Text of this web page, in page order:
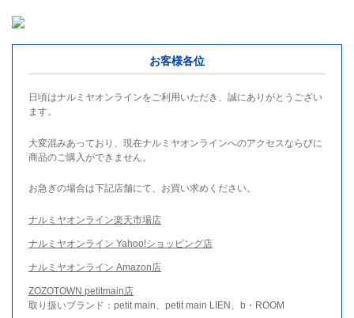
お客様各位
日頃はナルミヤオンラインをご利用いただき、誠にありがとうござい
ます。
大変混みあっており、現在ナルミヤオンラインへのアクセスならびに
商品のご購入ができません。
お急ぎの場合は下記店舗にて、お買い求めください。
ナルミヤオンライン楽天市場店
ナルミヤオンライン Yahoo!ショッピング店
ナルミヤオンライン Amazon店
ZOZOTOWN petitmain店
取り扱いブランド：petit main、petit main LIEN、b・ROOM